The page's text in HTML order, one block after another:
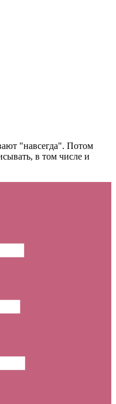
"навсегда". Потом
в том числе и